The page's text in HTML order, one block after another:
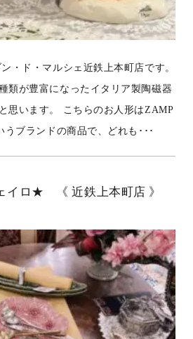
・ド・マルシェ近鉄上本町店です。
類が豊富になったイタリア製陶磁器
思います。 こちらのお人形はZAMP
ブランドの商品で、どれも･･･
イロ★ 《 近鉄上本町店 》